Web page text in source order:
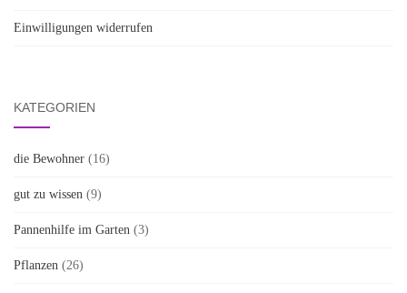
Einwilligungen widerrufen
KATEGORIEN
die Bewohner (16)
gut zu wissen (9)
Pannenhilfe im Garten (3)
Pflanzen (26)